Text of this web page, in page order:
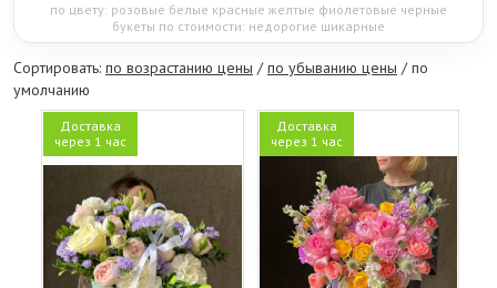
по цвету: розовые белые красные желтые фиолетовые черные
букеты по стоимости: недорогие шикарные
Сортировать: по возрастанию цены /по убыванию цены / по
умолчанию
Доставка
через 1 час
Доставка
через 1 час